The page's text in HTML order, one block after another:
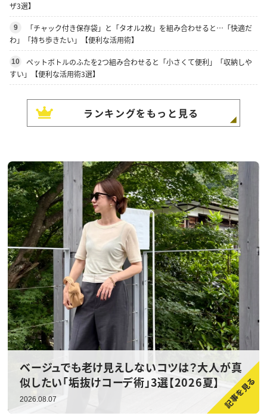
ザ3選】
9
「チャック付き保存袋」と「タオル2枚」を組み合わせると…「快適だ
わ」「持ち歩きたい」【便利な活用術】
10
ペットボトルのふたを2つ組み合わせると「小さくて便利」「収納しや
すい」【便利な活用術3選】
ランキングをもっと見る
ベージュでも老け見えしないコツは？大人が真
似したい「垢抜けコーデ術」3選【2026夏】
2026.08.07